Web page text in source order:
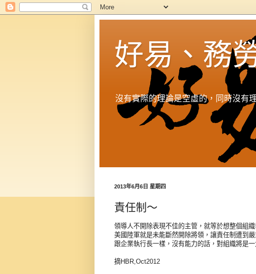
好易、務
沒有實際的理論是空虛的，同時沒有
2013年6月6日 星期四
責任制～
領導人不開除表現不佳的主管，就等於想整個組織
美國陸軍就是未能斷然開除將領，讓責任制遭到
跟企業執行長一樣，沒有能力的話，對組織將是一
摘HBR,Oct2012